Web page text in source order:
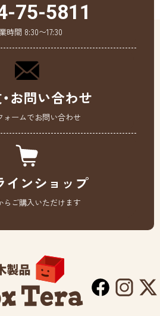
75-5811
時間 8:30〜17:30
お問い合わせ
ォームでお問い合わせ
インショップ
らご購入いただけます